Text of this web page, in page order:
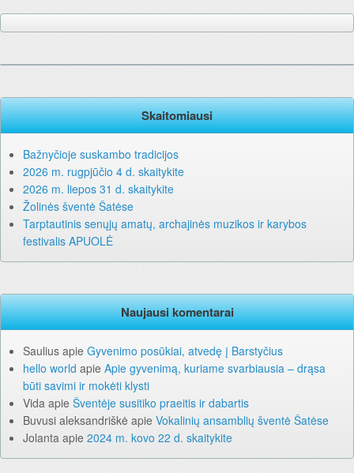
Skaitomiausi
Bažnyčioje suskambo tradicijos
2026 m. rugpjūčio 4 d. skaitykite
2026 m. liepos 31 d. skaitykite
Žolinės šventė Šatėse
Tarptautinis senųjų amatų, archajinės muzikos ir karybos
festivalis APUOLĖ
Naujausi komentarai
Saulius apie Gyvenimo posūkiai, atvedę į Barstyčius
hello world apie Apie gyvenimą, kuriame svarbiausia – drąsa
būti savimi ir mokėti klysti
Vida apie Šventėje susitiko praeitis ir dabartis
Buvusi aleksandriškė apie Vokalinių ansamblių šventė Šatėse
Jolanta apie 2024 m. kovo 22 d. skaitykite